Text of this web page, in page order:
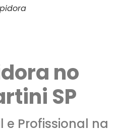
no
SP
Profissional na